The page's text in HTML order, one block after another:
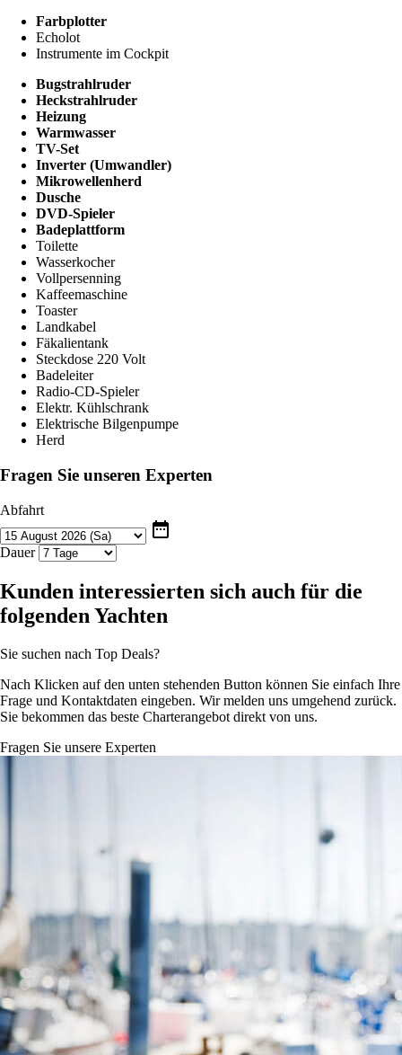
Farbplotter
Echolot
Instrumente im Cockpit
Bugstrahlruder
Heckstrahlruder
Heizung
Warmwasser
TV-Set
Inverter (Umwandler)
Mikrowellenherd
Dusche
DVD-Spieler
Badeplattform
Toilette
Wasserkocher
Vollpersenning
Kaffeemaschine
Toaster
Landkabel
Fäkalientank
Steckdose 220 Volt
Badeleiter
Radio-CD-Spieler
Elektr. Kühlschrank
Elektrische Bilgenpumpe
Herd
Fragen Sie unseren Experten
Abfahrt
date_range
Dauer
Kunden interessierten sich auch für die
folgenden Yachten
Sie suchen nach Top Deals?
Nach Klicken auf den unten stehenden Button können Sie einfach Ihre
Frage und Kontaktdaten eingeben. Wir melden uns umgehend zurück.
Sie bekommen das beste Charterangebot direkt von uns.
Fragen Sie unsere Experten